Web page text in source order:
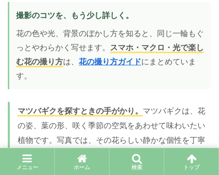
撮影のコツを、もう少し詳しく。
花の色や光、背景のぼかし方を知ると、同じ一輪もぐ
っとやわらかく写せます。
スマホ・マクロ・光で楽し
む花の撮り方は、 花の撮り方ガイドにまとめていま
す。
マツバギクを探すときの手がかり。 マツバギクは、花
の姿、葉の形、咲く季節の空気をあわせて味わいたい
植物です。写真では、その花らしい静かな個性を丁寧
に残せます。
メニュー ホーム 検索 トップ